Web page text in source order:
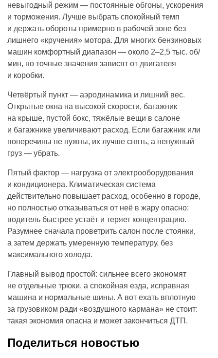
невыгодный режим — постоянные обгоны, ускорения
и торможения. Лучше выбрать спокойный темп
и держать обороты примерно в рабочей зоне без
лишнего «кручения» мотора. Для многих бензиновых
машин комфортный диапазон — около 2–2,5 тыс. об/
мин, но точные значения зависят от двигателя
и коробки.
Четвёртый пункт — аэродинамика и лишний вес.
Открытые окна на высокой скорости, багажник
на крыше, пустой бокс, тяжёлые вещи в салоне
и багажнике увеличивают расход. Если багажник или
поперечины не нужны, их лучше снять, а ненужный
груз — убрать.
Пятый фактор — нагрузка от электрооборудования
и кондиционера. Климатическая система
действительно повышает расход, особенно в городе,
но полностью отказываться от неё в жару опасно:
водитель быстрее устаёт и теряет концентрацию.
Разумнее сначала проветрить салон после стоянки,
а затем держать умеренную температуру, без
максимального холода.
Главный вывод простой: сильнее всего экономят
не отдельные трюки, а спокойная езда, исправная
машина и нормальные шины. А вот ехать вплотную
за грузовиком ради «воздушного кармана» не стоит:
такая экономия опасна и может закончиться ДТП.
Поделиться новостью